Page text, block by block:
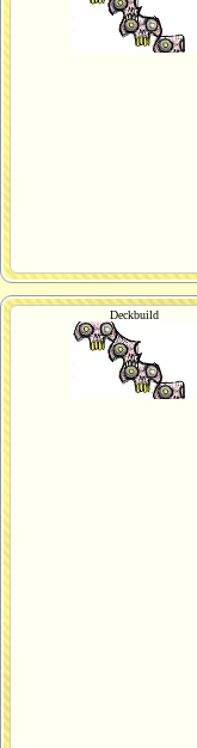
Deckbuild